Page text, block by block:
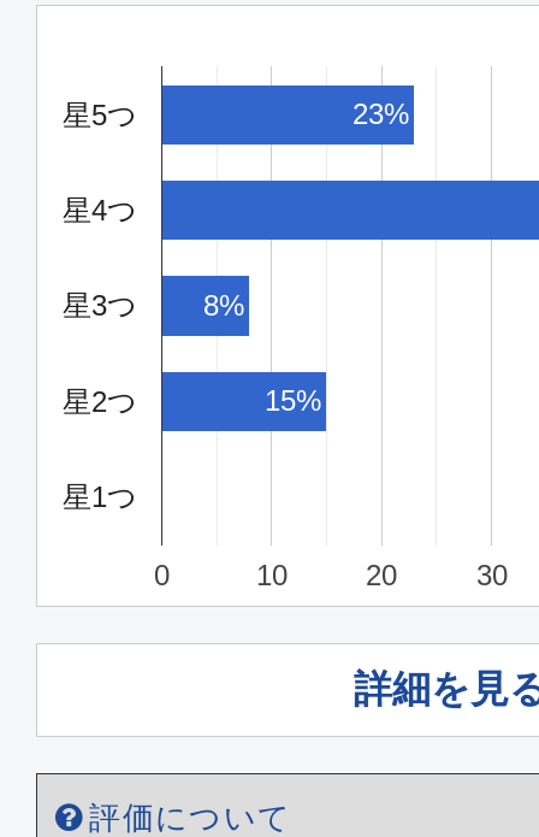
0 10 20 30
星5つ
星4つ
星3つ
星2つ
星1つ
23%
8%
15%
詳細を見
評価について